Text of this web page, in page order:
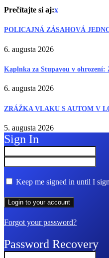
Prečítajte si aj:x
POLICAJNÁ ZÁSAHOVÁ
6. augusta 2026
Kaplnka za Stupavou v ohrození:
6. augusta 2026
ZRÁŽKA VLAKU S AUTOM V
5. augusta 2026
Sign In
Keep me signed in until I
Forgot your password?
Password Recovery